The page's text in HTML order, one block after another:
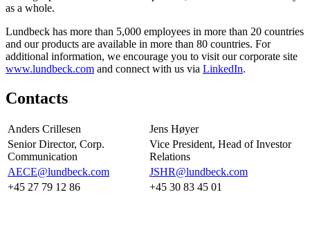
as a whole.
Lundbeck has more than 5,000 employees in more than 20 countries
and our products are available in more than 80 countries. For
additional information, we encourage you to visit our corporate site
www.lundbeck.com and connect with us via LinkedIn.
Contacts
Anders Crillesen
Jens Høyer
Senior Director, Corp.
Communication
Vice President, Head of Investor
Relations
AECE@lundbeck.com
JSHR@lundbeck.com
+45 27 79 12 86
+45 30 83 45 01